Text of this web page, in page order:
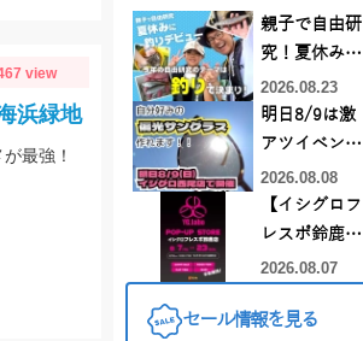
view
浜緑地
最強！
親子で自由研
究！夏休みに
釣りデビュー
2026.08.23
明日8/9は激
アツイベント
日！！！～オ
ーダー偏光グ
ラス受注会～
2026.08.08
【イシグロフ
レスポ鈴鹿
店】2026年夏
UP STORE開
2026.08.07
セール情報を見る